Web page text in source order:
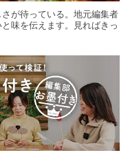
が待っている。地元編集者
味を伝えます。見ればきっ